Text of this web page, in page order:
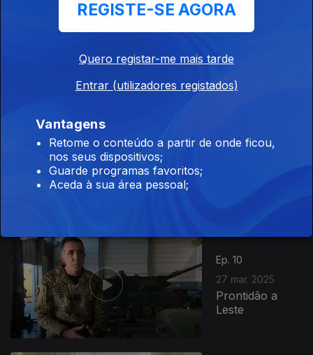
na Escola
01 mai. 2025
Ep. 10
27 mar. 2025
Prontidão a
Leste
REGISTE-SE AGORA
Quero registar-me mais tarde
Entrar (utilizadores registados)
Vantagens
Retome o conteúdo a partir de onde ficou,
nos seus dispositivos;
Guarde programas favoritos;
Aceda à sua área pessoal;